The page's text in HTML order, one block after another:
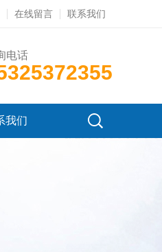
在线留言 联系我们
电话
我们